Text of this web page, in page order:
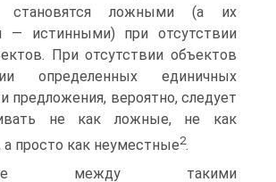
становятся ложными (а их
— истинными) при отсутствии
При отсутствии объектов
определенных единичных
предложения, вероятно, сле­дует
не как ложные, не как
просто как неуместные2.
между такими